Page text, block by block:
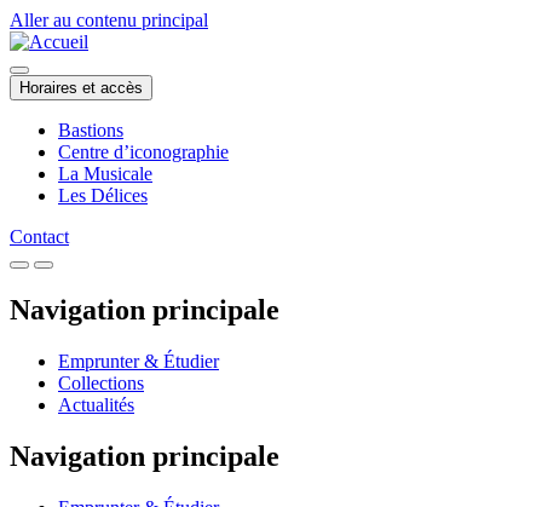
Aller au contenu principal
Horaires et accès
Bastions
Centre d’iconographie
La Musicale
Les Délices
Contact
Navigation principale
Emprunter & Étudier
Collections
Actualités
Navigation principale